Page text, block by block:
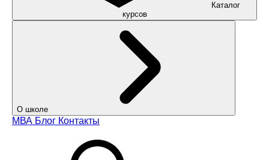
Каталог
курсов
О школе
МВА Блог Контакты